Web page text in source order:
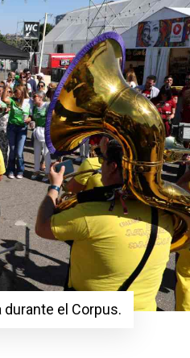
el Corpus.